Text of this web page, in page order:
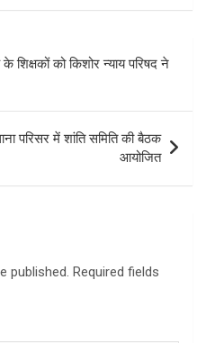
शिक्षकों को किशोर न्याय परिषद ने
परिसर में शांति समिति की बैठक
आयोजित
published. Required fields